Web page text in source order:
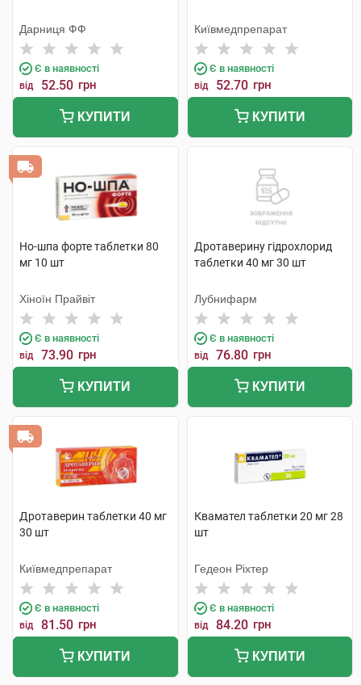
Дарниця ФФ
Є в наявності
від 52.50 грн
КУПИТИ
Київмедпрепарат
Є в наявності
від 52.70 грн
КУПИТИ
Но-шпа форте таблетки 80
мг 10 шт
Хіноїн Прайвіт
Є в наявності
від 73.90 грн
КУПИТИ
Дротаверину гідрохлорид
таблетки 40 мг 30 шт
Лубнифарм
Є в наявності
від 76.80 грн
КУПИТИ
Дротаверин таблетки 40 мг
30 шт
Київмедпрепарат
Є в наявності
від 81.50 грн
КУПИТИ
Квамател таблетки 20 мг 28
шт
Гедеон Ріхтер
Є в наявності
від 84.20 грн
КУПИТИ